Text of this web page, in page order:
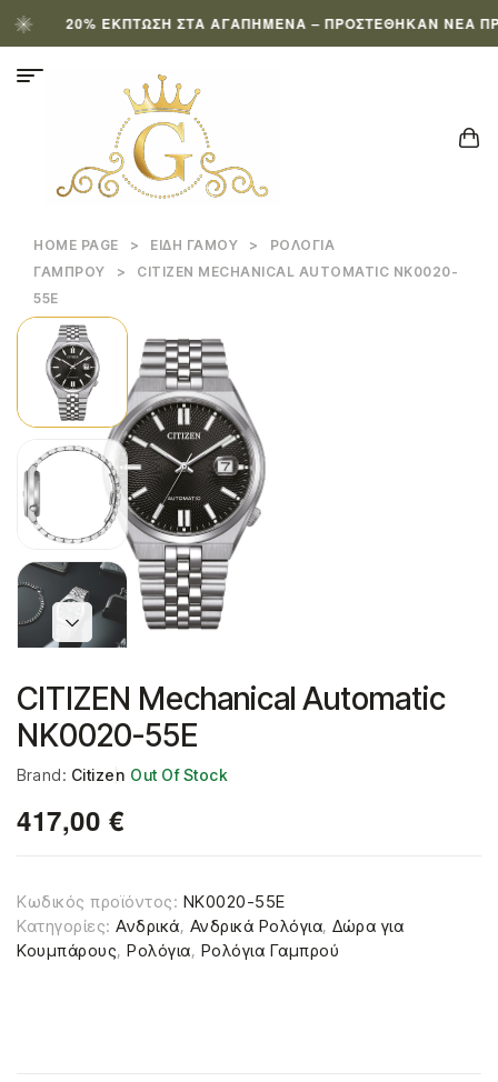
20% ΈΚΠΤΩΣΗ ΣΤΑ ΑΓΑΠΗΜΈΝΑ – ΠΡΟΣΤΈΘΗΚΑΝ ΝΈΑ
HOME PAGE > ΕΊΔΗ ΓΆΜΟΥ >
ΡΟΛΌΓΙΑ
ΓΑΜΠΡΟΎ
>
CITIZEN MECHANICAL AUTOMATIC NK0020-
55E
CITIZEN Mechanical Automatic
NK0020-55E
Brand: Citizen Out Of Stock
417,00 €
Κωδικός προϊόντος: NK0020-55E
Κατηγορίες: Ανδρικά, Ανδρικά Ρολόγια, Δώρα για
Κουμπάρους, Ρολόγια, Ρολόγια Γαμπρού